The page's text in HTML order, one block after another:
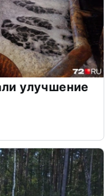
улучшение